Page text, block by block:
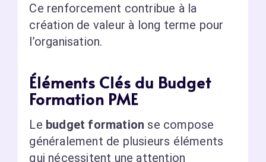
Ce renforcement contribue à la
création de valeur à long terme pour
l’organisation.
Éléments Clés du Budget
Formation PME
Le budget formation se compose
généralement de plusieurs éléments
qui nécessitent une attention